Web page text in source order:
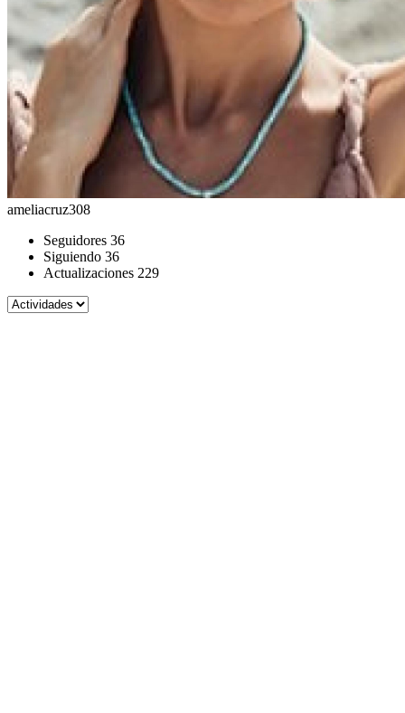
ameliacruz308
Seguidores 36
Siguiendo 36
Actualizaciones 229